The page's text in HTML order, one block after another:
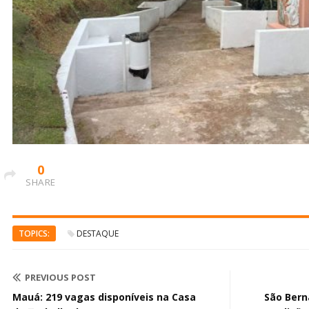
0
SHARE
TOPICS: DESTAQUE
PREVIOUS POST
Mauá: 219 vagas disponíveis na Casa
São